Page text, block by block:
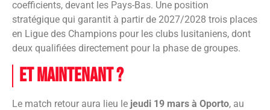
coefficients, devant les Pays-Bas. Une position
stratégique qui garantit à partir de 2027/2028 trois places
en Ligue des Champions pour les clubs lusitaniens, dont
deux qualifiées directement pour la phase de groupes.
Et maintenant ?
Le match retour aura lieu le jeudi 19 mars à Oporto, au